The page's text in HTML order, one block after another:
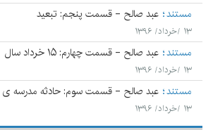
مستند عبد صالح - قسمت پنجم: تبعید
۱۳ /خرداد/ ۱۳۹۶
مستند عبد صالح - قسمت چهارم: ۱۵ خرداد سال
۱۳ /خرداد/ ۱۳۹۶
مستند عبد صالح - قسمت سوم: حادثه مدرسه ی
۱۳ /خرداد/ ۱۳۹۶